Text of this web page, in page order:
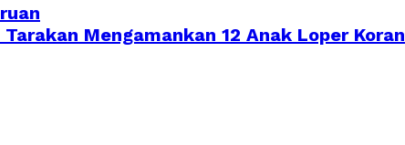
Mengamankan 12 Anak Loper Koran